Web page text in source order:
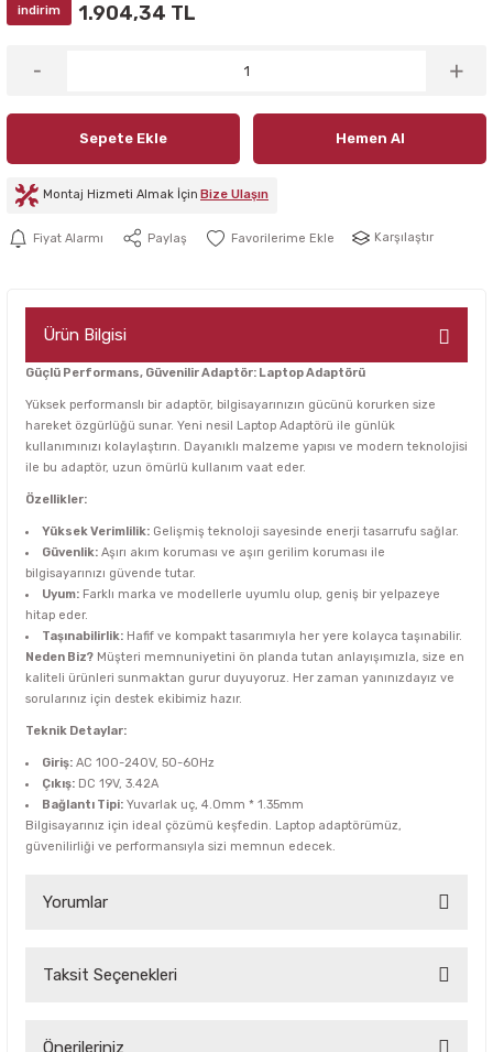
indirim 1.904,34 TL
Sepete Ekle Hemen Al
Montaj Hizmeti Almak İçin Bize Ulaşın
Fiyat Alarmı Paylaş Karşılaştır
Ürün Bilgisi
Güçlü Performans, Güvenilir Adaptör: Laptop Adaptörü
Yüksek performanslı bir adaptör, bilgisayarınızın gücünü korurken size
hareket özgürlüğü sunar. Yeni nesil Laptop Adaptörü ile günlük
kullanımınızı kolaylaştırın. Dayanıklı malzeme yapısı ve modern teknolojisi
ile bu adaptör, uzun ömürlü kullanım vaat eder.
Özellikler:
Yüksek Verimlilik: Gelişmiş teknoloji sayesinde enerji tasarrufu sağlar.
Güvenlik: Aşırı akım koruması ve aşırı gerilim koruması ile
bilgisayarınızı güvende tutar.
Uyum: Farklı marka ve modellerle uyumlu olup, geniş bir yelpazeye
hitap eder.
Taşınabilirlik: Hafif ve kompakt tasarımıyla her yere kolayca taşınabilir.
Neden Biz? Müşteri memnuniyetini ön planda tutan anlayışımızla, size en
kaliteli ürünleri sunmaktan gurur duyuyoruz. Her zaman yanınızdayız ve
sorularınız için destek ekibimiz hazır.
Teknik Detaylar:
Giriş: AC 100-240V, 50-60Hz
Çıkış: DC 19V, 3.42A
Bağlantı Tipi: Yuvarlak uç, 4.0mm * 1.35mm
Bilgisayarınız için ideal çözümü keşfedin. Laptop adaptörümüz,
güvenilirliği ve performansıyla sizi memnun edecek.
Yorumlar
Bu ürüne ilk yorumu siz yapın!
Taksit Seçenekleri
Önerileriniz